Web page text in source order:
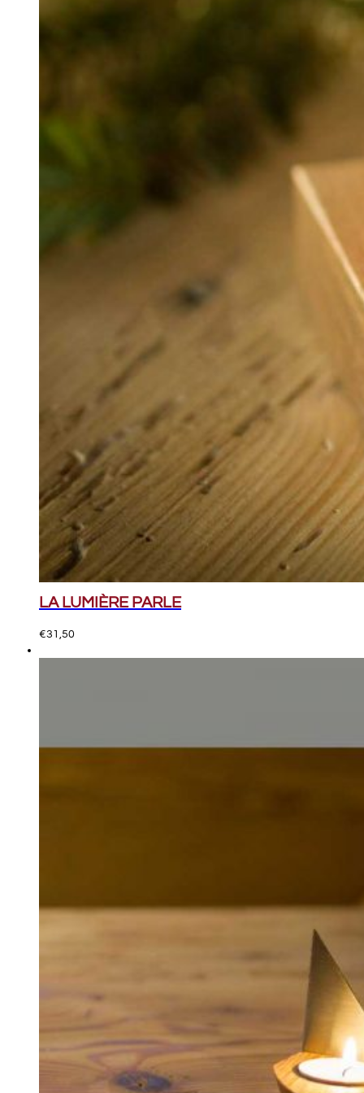
LA LUMIÈRE PARLE
€31,50